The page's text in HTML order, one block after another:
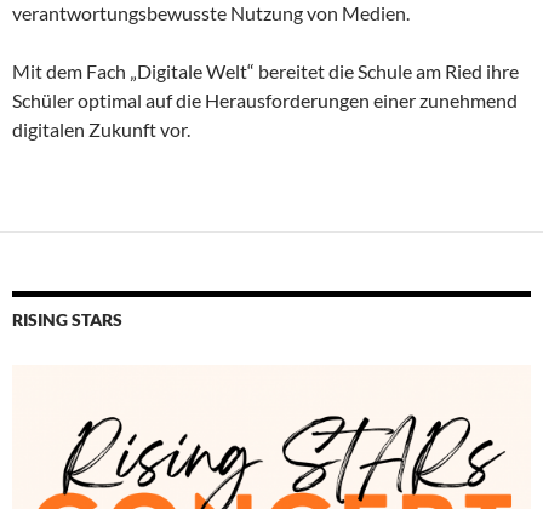
verantwortungsbewusste Nutzung von Medien.
Mit dem Fach „Digitale Welt“ bereitet die Schule am Ried ihre
Schüler optimal auf die Herausforderungen einer zunehmend
digitalen Zukunft vor.
RISING STARS